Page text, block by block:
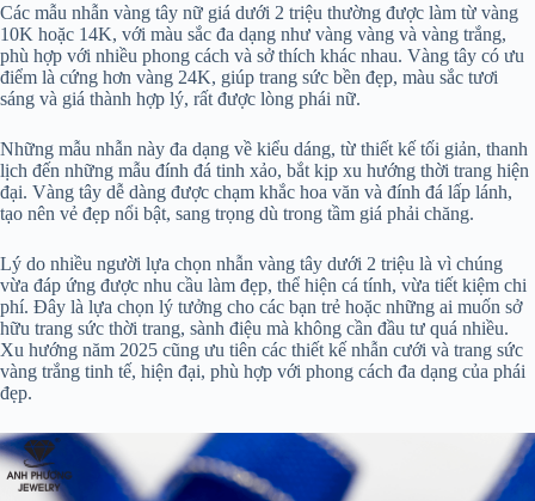
Các mẫu nhẫn vàng tây nữ giá dưới 2 triệu thường được làm từ vàng
10K hoặc 14K, với màu sắc đa dạng như vàng vàng và vàng trắng,
phù hợp với nhiều phong cách và sở thích khác nhau. Vàng tây có ưu
điểm là cứng hơn vàng 24K, giúp trang sức bền đẹp, màu sắc tươi
sáng và giá thành hợp lý, rất được lòng phái nữ.
Những mẫu nhẫn này đa dạng về kiểu dáng, từ thiết kế tối giản, thanh
lịch đến những mẫu đính đá tinh xảo, bắt kịp xu hướng thời trang hiện
đại. Vàng tây dễ dàng được chạm khắc hoa văn và đính đá lấp lánh,
tạo nên vẻ đẹp nổi bật, sang trọng dù trong tầm giá phải chăng.
Lý do nhiều người lựa chọn nhẫn vàng tây dưới 2 triệu là vì chúng
vừa đáp ứng được nhu cầu làm đẹp, thể hiện cá tính, vừa tiết kiệm chi
phí. Đây là lựa chọn lý tưởng cho các bạn trẻ hoặc những ai muốn sở
hữu trang sức thời trang, sành điệu mà không cần đầu tư quá nhiều.
Xu hướng năm 2025 cũng ưu tiên các thiết kế nhẫn cưới và trang sức
vàng trắng tinh tế, hiện đại, phù hợp với phong cách đa dạng của phái
đẹp.